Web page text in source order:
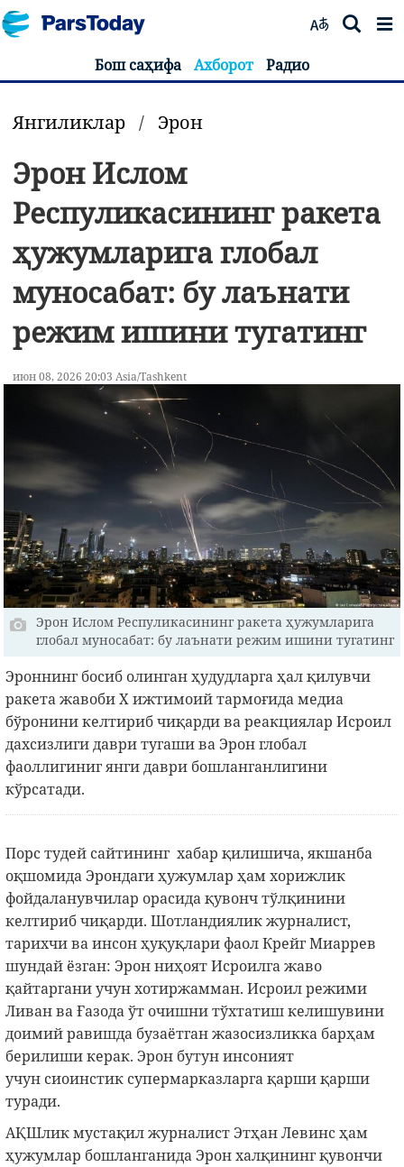
Бош саҳифа Ахборот Радио
Янгиликлар / Эрон
Эрон Ислом
Респуликасининг ракета
ҳужумларига глобал
муносабат: бу лаънати
режим ишини тугатинг
июн 08, 2026 20:03 Asia/Tashkent
Эрон Ислом Респуликасининг ракета ҳужумларига
глобал муносабат: бу лаънати режим ишини тугатинг
Эроннинг босиб олинган ҳудудларга ҳал қилувчи
ракета жавоби X ижтимоий тармоғида медиа
бўронини келтириб чиқарди ва реакциялар Исроил
дахсизлиги даври тугаши ва Эрон глобал
фаоллигиниг янги даври бошланганлигини
кўрсатади.
Порс тудей сайтининг хабар қилишича, якшанба
оқшомида Эрондаги ҳужумлар ҳам хорижлик
фойдаланувчилар орасида қувонч тўлқинини
келтириб чиқарди. Шотландиялик журналист,
тарихчи ва инсон ҳуқуқлари фаол Крейг Миаррев
шундай ёзган: Эрон ниҳоят Исроилга жаво
қайтаргани учун хотиржамман. Исроил режими
Ливан ва Ғазода ўт очишни тўхтатиш келишувини
доимий равишда бузаётган жазосизликка барҳам
берилиши керак. Эрон бутун инсоният
учун сиоинстик супермарказларга қарши қарши
туради.
АҚШлик мустақил журналист Этҳан Левинс ҳам
ҳужумлар бошланганида Эрон халқининг қувончи